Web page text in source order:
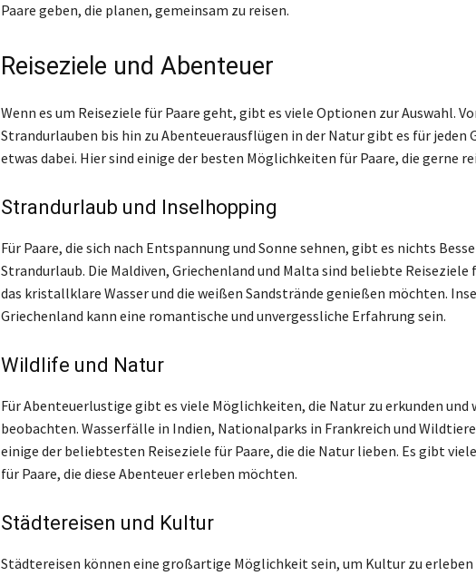
Paare geben, die planen, gemeinsam zu reisen.
Reiseziele und Abenteuer
Wenn es um Reiseziele für Paare geht, gibt es viele Optionen zur Auswahl.
Strandurlauben bis hin zu Abenteuerausflügen in der Natur gibt es für jeden
etwas dabei. Hier sind einige der besten Möglichkeiten für Paare, die gerne
Strandurlaub und Inselhopping
Für Paare, die sich nach Entspannung und Sonne sehnen, gibt es nichts
Strandurlaub. Die Maldiven, Griechenland und Malta sind beliebte Reiseziele
das kristallklare Wasser und die weißen Sandstrände genießen möchten.
Griechenland kann eine romantische und unvergessliche Erfahrung sein.
Wildlife und Natur
Für Abenteuerlustige gibt es viele Möglichkeiten, die Natur zu erkunden und
beobachten. Wasserfälle in Indien, Nationalparks in Frankreich und
einige der beliebtesten Reiseziele für Paare, die die Natur lieben. Es gibt
für Paare, die diese Abenteuer erleben möchten.
Städtereisen und Kultur
Städtereisen können eine großartige Möglichkeit sein, um Kultur zu erleben